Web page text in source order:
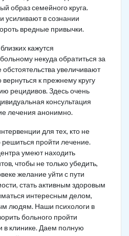
образ семейного круга.
усиливают в сознании
вредные привычки.
кажутся
некуда обратиться за
увеличивают
к прежнему кругу
рецидивов. Здесь очень
консультация
лечения анонимно.
для тех, кто не
пройти лечение.
умеют находить
чтобы не только убедить,
желание уйти с пути
стать активным здоровым
интересным делом,
людям. Наши психологи в
больного пройти
в клинике. Даем полную